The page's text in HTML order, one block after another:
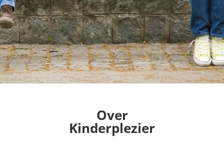
Over
Kinderplezier